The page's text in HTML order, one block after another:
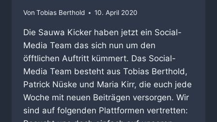
Von Tobias Berthold 10. April 2020
Die Sauwa Kicker haben jetzt ein Social-
Media Team das sich nun um den
öfftlichen Auftritt kümmert. Das Social-
Media Team besteht aus Tobias Berthold,
Patrick Nüske und Maria Kirr, die euch jede
Woche mit neuen Beiträgen versorgen. Wir
sind auf folgenden Plattformen vertretten: